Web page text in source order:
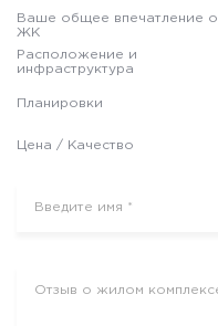
Ваше общее впечатление о
ЖК
Расположение и
инфраструктура
Планировки
Цена / Качество